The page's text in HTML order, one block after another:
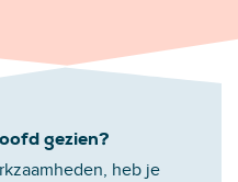
gezien?
heb je